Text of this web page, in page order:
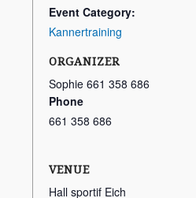
Event Category:
Kannertraining
ORGANIZER
Sophie 661 358 686
Phone
661 358 686
VENUE
Hall sportif Eich